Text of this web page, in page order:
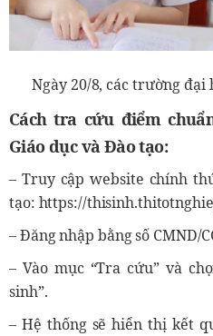
Ngày 20/8, các trường đại
Cách tra cứu điểm
Giáo dục và Đào tạo:
– Truy cập website chính
tạo: https://
– Đăng nhập bằng số CMND/
– Vào mục “Tra cứu” và
sinh”.
– Hệ thống sẽ hiển thị kết